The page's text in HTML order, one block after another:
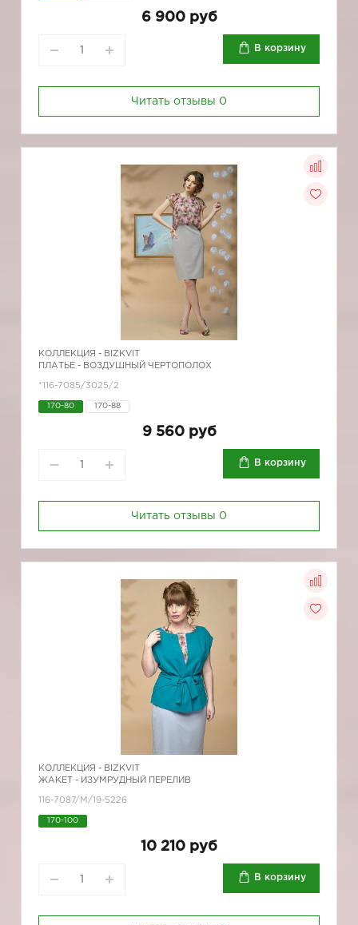
6 900 руб
В корзину
Читать отзывы 0
КОЛЛЕКЦИЯ - BIZKVIT
ПЛАТЬЕ - ВОЗДУШНЫЙ ЧЕРТОПОЛОХ
*116-7085/3025/2
170-80 170-88
9 560 руб
В корзину
Читать отзывы 0
КОЛЛЕКЦИЯ - BIZKVIT
ЖАКЕТ - ИЗУМРУДНЫЙ ПЕРЕЛИВ
116-7087/M/19-5226
170-100
10 210 руб
В корзину